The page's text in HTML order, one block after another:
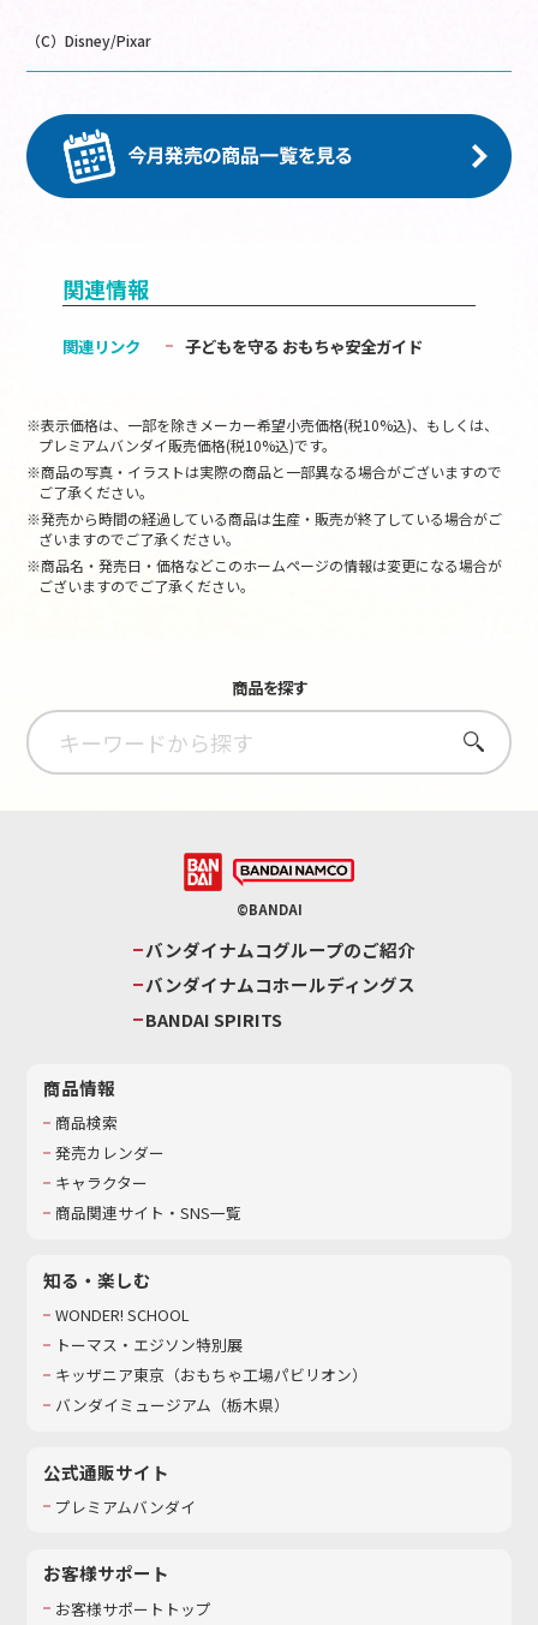
（C）Disney/Pixar
関連情報
関連リンク 子どもを守る おもちゃ安全ガイド
※表示価格は、一部を除きメーカー希望小売価格(税10%込)、もしくは、
プレミアムバンダイ販売価格(税10%込)です。
※商品の写真・イラストは実際の商品と一部異なる場合がございますので
ご了承ください。
※発売から時間の経過している商品は生産・販売が終了している場合がご
ざいますのでご了承ください。
※商品名・発売日・価格などこのホームページの情報は変更になる場合が
ございますのでご了承ください。
商品を探す
さがす
©BANDAI
バンダイナムコグループのご紹介
バンダイナムコホールディングス
BANDAI SPIRITS
商品情報
商品検索
発売カレンダー
キャラクター
商品関連サイト・SNS一覧
知る・楽しむ
WONDER! SCHOOL
トーマス・エジソン特別展
キッザニア東京（おもちゃ工場パビリオン）​
バンダイミュージアム（栃木県）
公式通販サイト
プレミアムバンダイ
お客様サポート
お客様サポートトップ